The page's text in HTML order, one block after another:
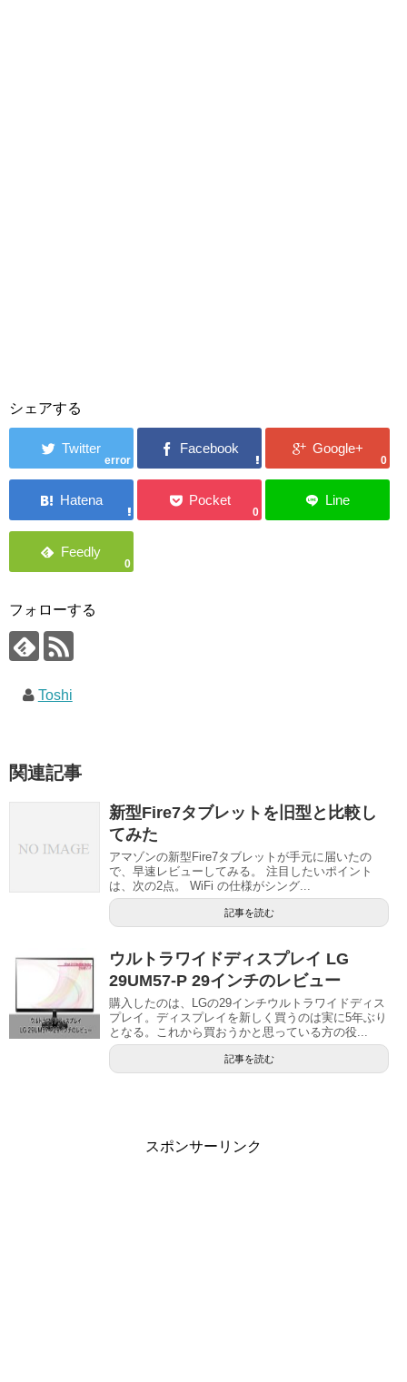
シェアする
error 0
0
0
フォローする
Toshi
関連記事
新型Fire7タブレットを旧型と比較し
てみた
アマゾンの新型Fire7タブレットが手元に届いたの
で、早速レビューしてみる。 注目したいポイント
は、次の2点。 WiFi の仕様がシング...
記事を読む
ウルトラワイドディスプレイ LG
29UM57-P 29インチのレビュー
購入したのは、LGの29インチウルトラワイドディス
プレイ。ディスプレイを新しく買うのは実に5年ぶり
となる。これから買おうかと思っている方の役...
記事を読む
スポンサーリンク